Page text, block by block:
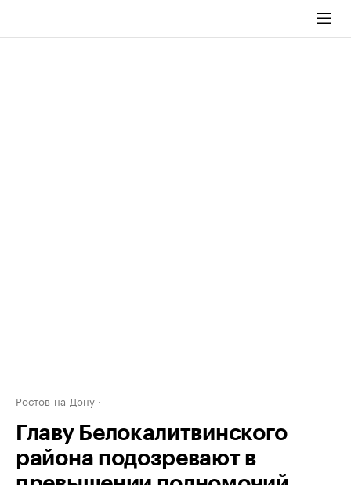
Ростов-на-Дону
Главу Белокалитвинского
района подозревают в